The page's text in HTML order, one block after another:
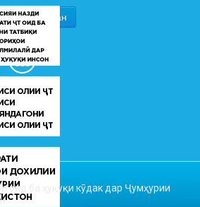
оид ба ҳуқуқи кӯдак дар Ҷумҳурии